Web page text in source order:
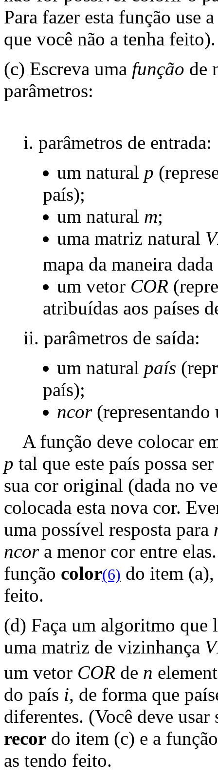
Para fazer esta função use
que você não a tenha feito).
(c) Escreva uma função de
parâmetros:
i. parâmetros de entrada:
um natural p
país);
um natural m;
uma matriz natural
mapa da maneira
um vetor COR
atribuídas aos países
ii. parâmetros de saída:
um natural país
país);
ncor(representando
A função deve colocar
p tal que este país possa
sua cor original (dada no
colocada esta nova cor.
uma possível resposta para
ncora menor cor entre
função color(6) do item (a),
feito.
(d) Faça um algoritmo
uma matriz de vizinhança
um vetor COR de n
do país i, de forma que
diferentes. (Você deve
recor do item (c) e a
as tendo feito.